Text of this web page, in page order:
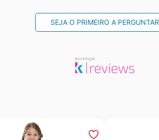
SEJA O PRIMEIRO A PERGUNTAR